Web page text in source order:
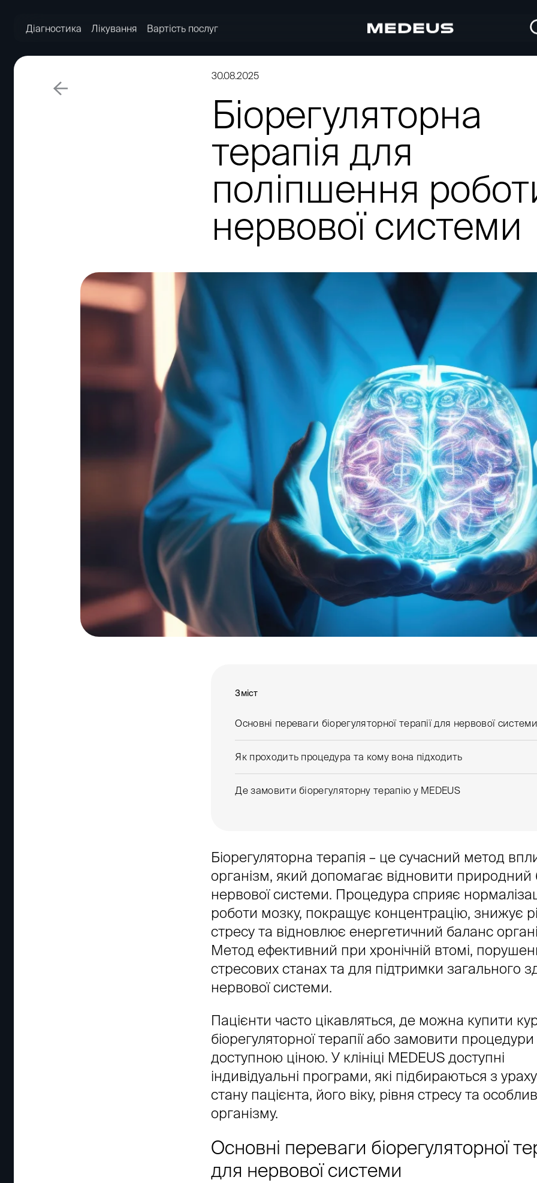
Діагностика Лікування Вартість послуг
30.08.2025
Біорегуляторна
терапія для
поліпшення
нервової системи
Зміст
Основні переваги біорегуляторної терапії для нервової системи
Як проходить процедура та кому вона підходить
Де замовити біорегуляторну терапію у MEDEUS
Біорегуляторна терапія – це сучасний метод
організм, який допомагає відновити природний
нервової системи. Процедура сприяє
роботи мозку, покращує концентрацію, знижує
стресу та відновлює енергетичний баланс
Метод ефективний при хронічній втомі,
стресових станах та для підтримки загального
нервової системи.
Пацієнти часто цікавляться, де можна купити
біорегуляторної терапії або замовити
доступною ціною. У клініці MEDEUS доступні
індивідуальні програми, які підбираються з
стану пацієнта, його віку, рівня стресу та
організму.
Основні переваги біорегуляторної
для нервової системи